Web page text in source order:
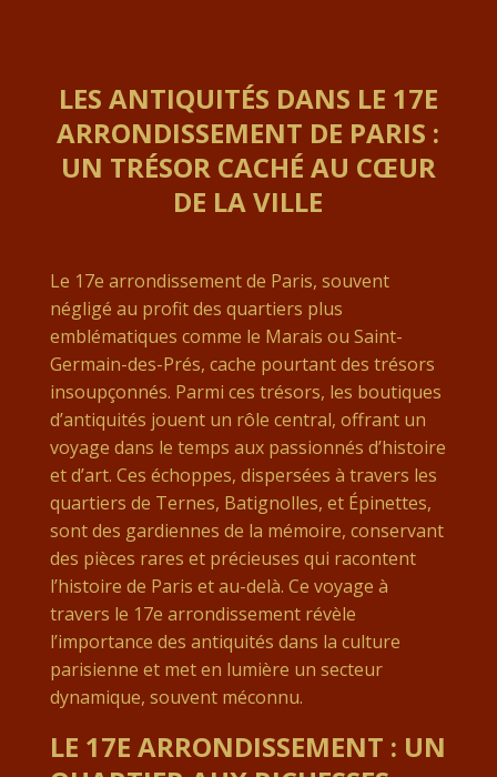
LES ANTIQUITÉS DANS LE 17E
ARRONDISSEMENT DE PARIS :
UN TRÉSOR CACHÉ AU CŒUR
DE LA VILLE
Le 17e arrondissement de Paris, souvent
négligé au profit des quartiers plus
emblématiques comme le Marais ou Saint-
Germain-des-Prés, cache pourtant des trésors
insoupçonnés. Parmi ces trésors, les boutiques
d’antiquités jouent un rôle central, offrant un
voyage dans le temps aux passionnés d’histoire
et d’art. Ces échoppes, dispersées à travers les
quartiers de Ternes, Batignolles, et Épinettes,
sont des gardiennes de la mémoire, conservant
des pièces rares et précieuses qui racontent
l’histoire de Paris et au-delà. Ce voyage à
travers le 17e arrondissement révèle
l’importance des antiquités dans la culture
parisienne et met en lumière un secteur
dynamique, souvent méconnu.
LE 17E ARRONDISSEMENT : UN